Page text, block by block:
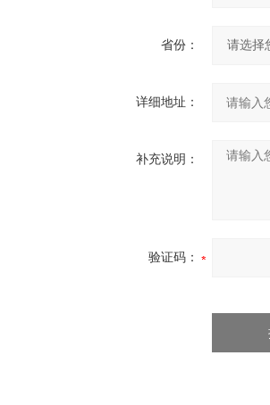
省份：
详细地址：
补充说明：
验证码：